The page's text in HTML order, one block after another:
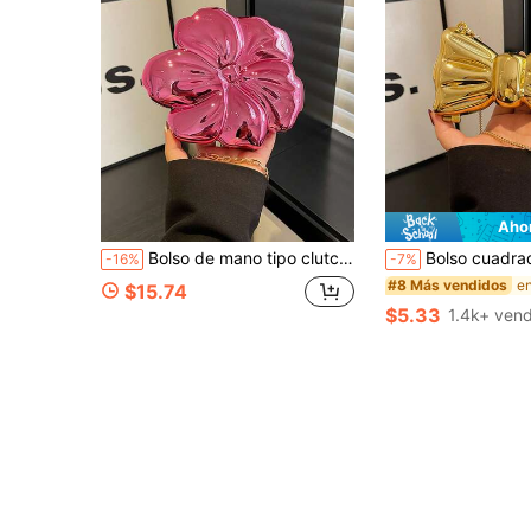
-16% Bolso de mano tipo clutch con forma de flor, de material ABS brillante de lujo. Cuenta con hebilla y cadena de cuentas metálicas. Bolso de hombro para mujer, un regalo encantador apto para citas, compras, salidas, viajes diarios, y un diseño de moda.
$15.74
-7% Bolso cuadrado pequeño de mujer con lazo y cadena de estilo artístico
#8 Más vendidos
$5.33 1.4k+